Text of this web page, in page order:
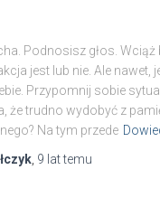
Podnosisz głos. Wciąż
jest lub nie. Ale nawet,
Przypomnij sobie
że trudno wydobyć z
Na tym przede
9 lattemu